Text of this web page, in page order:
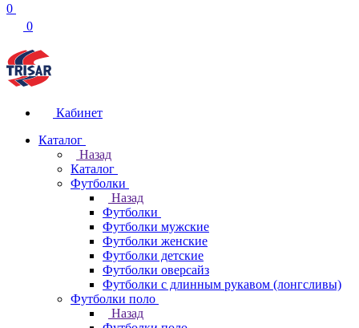
0
0
Кабинет
Каталог
Назад
Каталог
Футболки
Назад
Футболки
Футболки мужские
Футболки женские
Футболки детские
Футболки оверсайз
Футболки с длинным рукавом (лонгсливы)
Футболки поло
Назад